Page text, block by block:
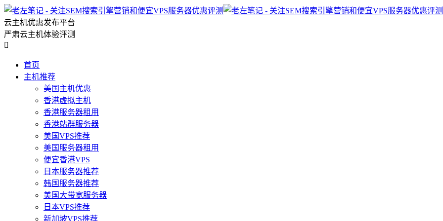
云主机优惠发布平台
严肃云主机体验评测

首页
主机推荐
美国主机优惠
香港虚拟主机
香港服务器租用
香港站群服务器
美国VPS推荐
美国服务器租用
便宜香港VPS
日本服务器推荐
韩国服务器推荐
美国大带宽服务器
日本VPS推荐
新加坡VPS推荐